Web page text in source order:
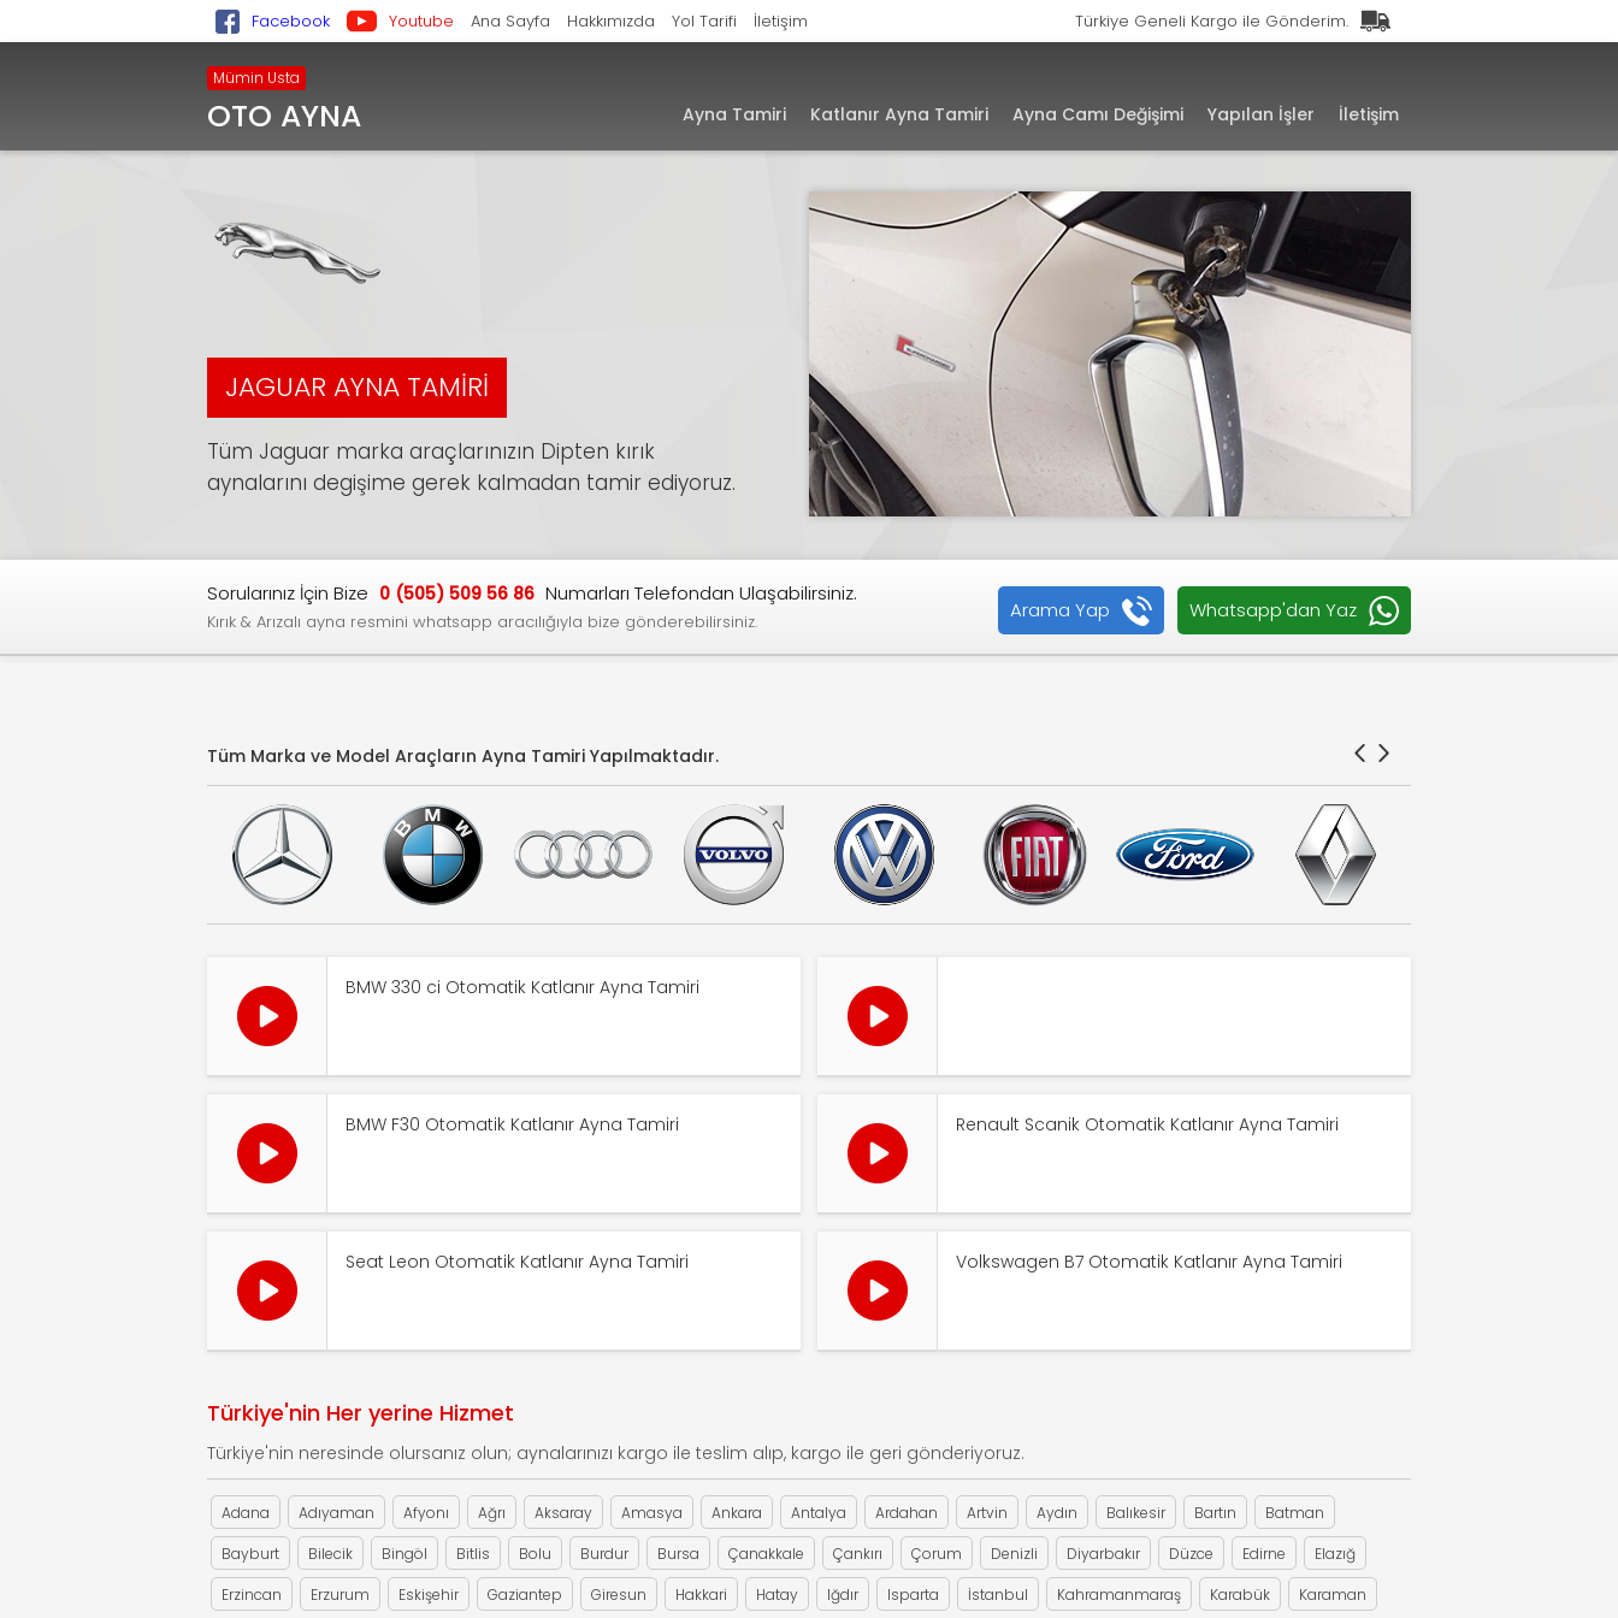
Facebook Youtube Ana Sayfa Hakkımızda Yol Tarifi İletişim Türkiye Geneli Kargo ile Gönderim.
Mümin Usta
OTO AYNA Ayna Tamiri Katlanır Ayna Tamiri Ayna Camı Değişimi Yapılan İşler İletişim
JAGUAR AYNA TAMIRI
Tüm Jaguar marka araçlarınızın Dipten kırık
aynalarını degişime gerek kalmadan tamir ediyoruz.
Sorularınız İçin Bize 0 (505) 509 56 86 Numarları Telefondan Ulaşabilirsiniz.
Kırık & Arızalı ayna resmini whatsapp aracılığıyla bize gönderebilirsiniz. Arama Yap Whatsapp'dan Yaz
Tüm Marka ve Model Araçların Ayna Tamiri Yapılmaktadır.
BMW 330 ci Otomatik Katlanır Ayna Tamiri
BMW F30 Otomatik Katlanır Ayna Tamiri
Renault Scanik Otomatik Katlanır Ayna Tamiri
Seat Leon Otomatik Katlanır Ayna Tamiri Volkswagen B7 Otomatik Katlanır Ayna Tamiri
Türkiye'nin Her yerine Hizmet
Türkiye'nin neresinde olursanız olun; aynalarınızı kargo ile teslim alıp, kargo ile geri gönderiyoruz.
Adana Adıyaman Afyonı Ağrı Aksaray Amasya Ankara Antalya Ardahan Artvin Aydın Balıkesir Bartın
Batman
Bayburt
Bilecik Bingöl Bitlis Bolu Burdur Bursa Çanakkale Çankırı Çorum Denizli Diyarbakır Düzce Edirne
Elazığ
Erzincan
Erzurum Eskişehir Gaziantep Giresun Hakkari Hatay Iğdır Isparta İstanbul Kahramanmaraş Karabük Karaman